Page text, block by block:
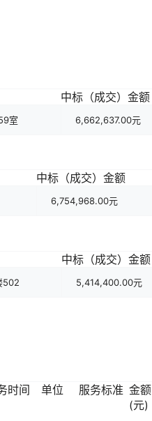
中标（成交）金额
室 6,662,637.00元
中标（成交）金额
6,754,968.00元
中标（成交）金额
502 5,414,400.00元
时间 单位 服务标准 金额
(元)